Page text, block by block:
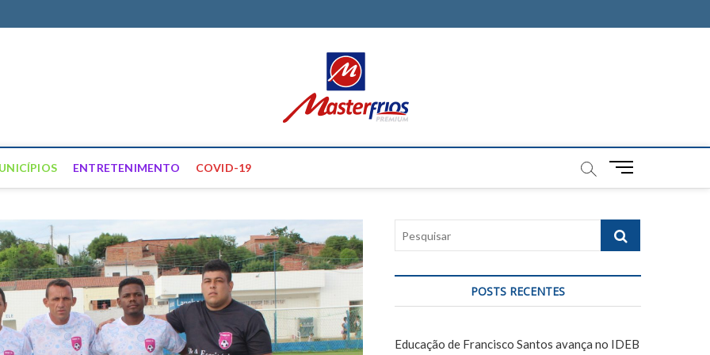
ENTRETENIMENTO COVID-19
M
u
B
u
o
q
a
POSTS RECENTES
Educação de Francisco Santos avança no IDEB